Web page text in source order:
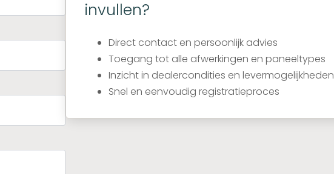
invullen?
Direct contact en persoonlijk advies
Toegang tot alle afwerkingen en paneeltypes
Inzicht in dealercondities en levermogelijkheden
Snel en eenvoudig registratieproces